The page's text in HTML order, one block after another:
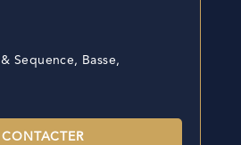
Sequence, Basse,
CONTACTER